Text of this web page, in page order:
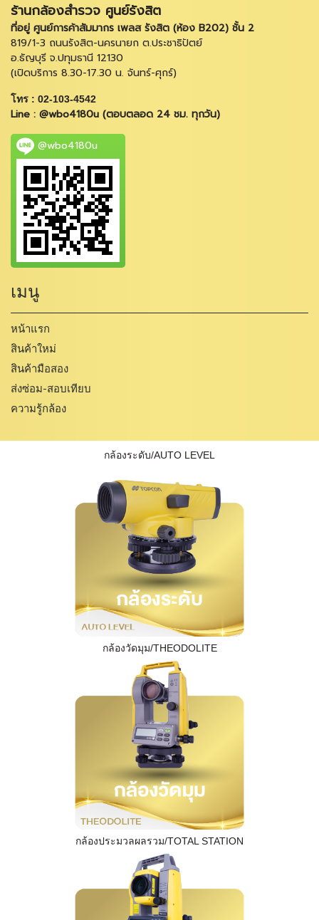
ร้านกล้องสำรวจ ศูนย์รังสิต
ที่อยู่ ศูนย์การค้าสัมมากร เพลส รังสิต (ห้อง B202) ชั้น 2
819/1-3 ถนนรังสิต-นครนายก ต.ประชาธิปัตย์
อ.ธัญบุรี จ.ปทุมธานี 12130
(เปิดบริการ 8.30-17.30 น. จันทร์-ศุกร์)
โทร : 02-103-4542
Line : @wbo4180u (ตอบตลอด 24 ชม. ทุกวัน)
@wbo4180u
เมนู
หน้าแรก
สินค้าใหม่
สินค้ามือสอง
ส่งซ่อม-สอบเทียบ
ความรู้กล้อง
กล้องระดับ/AUTO LEVEL
กล้องวัดมุม/THEODOLITE
กล้องประมวลผลรวม/TOTAL STATION